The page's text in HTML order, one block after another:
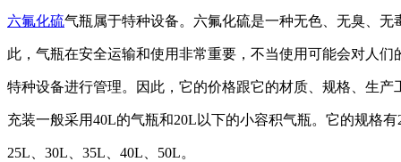
六氟化硫气瓶属于特种设备。六氟化硫是一种无色、无臭、
此，气瓶在安全运输和使用非常重要，不当使用可能会对人
特种设备进行管理。因此，它的价格跟它的材质、规格、生产
充装一般采用40L的气瓶和20L以下的小容积气瓶。它的规格
25L、30L、35L、40L、50L。